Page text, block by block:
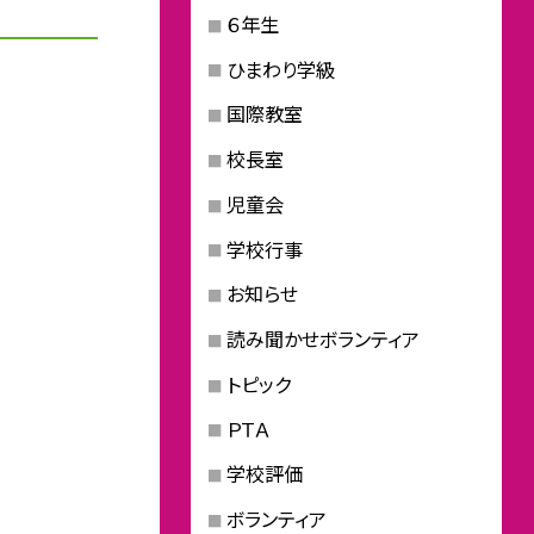
６年生
ひまわり学級
国際教室
校長室
児童会
学校行事
お知らせ
読み聞かせボランティア
トピック
ＰＴＡ
学校評価
ボランティア